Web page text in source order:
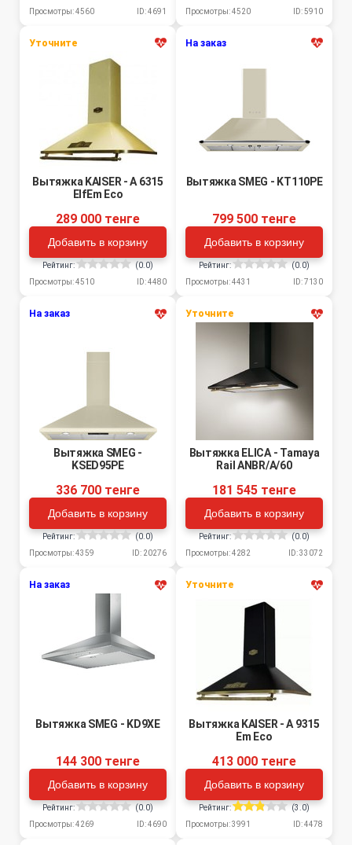
Просмотры: 4560
ID: 4691
Просмотры: 4520
ID: 5910
Уточните
Вытяжка KAISER - A 6315
ElfEm Eco
289 000 тенге
Добавить в корзину
Рейтинг:
(0.0)
Просмотры: 4510
ID: 4480
На заказ
Вытяжка SMEG - KT110PE
799 500 тенге
Добавить в корзину
Рейтинг:
(0.0)
Просмотры: 4431
ID: 7130
На заказ
Вытяжка SMEG -
KSED95PE
336 700 тенге
Добавить в корзину
Рейтинг:
(0.0)
Просмотры: 4359
ID: 20276
Уточните
Вытяжка ELICA - Tamaya
Rail ANBR/A/60
181 545 тенге
Добавить в корзину
Рейтинг:
(0.0)
Просмотры: 4282
ID: 33072
На заказ
Вытяжка SMEG - KD9XE
144 300 тенге
Добавить в корзину
Рейтинг:
(0.0)
Просмотры: 4269
ID: 4690
Уточните
Вытяжка KAISER - A 9315
Em Eco
413 000 тенге
Добавить в корзину
Рейтинг:
(3.0)
Просмотры: 3991
ID: 4478